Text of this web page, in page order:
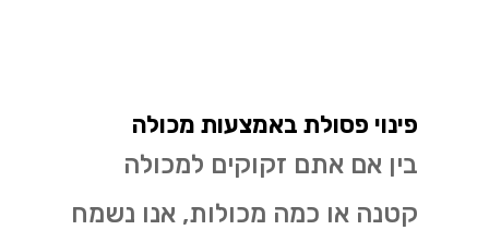
פינוי פסולת באמצעות מכולה
בין אם אתם זקוקים למכולה
קטנה או כמה מכולות, אנו נשמח